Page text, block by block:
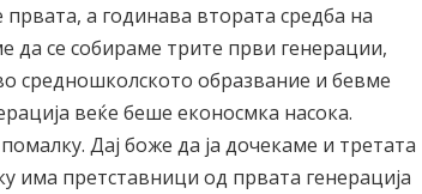
а годинава втората средба на
да се собираме трите први генерации,
средношколското образвание и бевме
веќе беше еконосмка насока.
Дај боже да ја дочекаме и третата
има претставници од првата генерација